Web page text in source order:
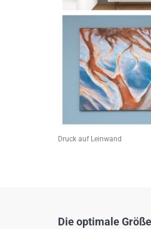
Druck auf Leinwand
Die optimale